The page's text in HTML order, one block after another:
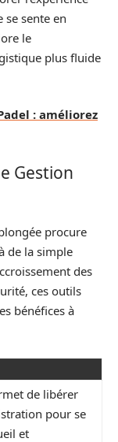
se sente en
le
plus fluide
: améliorez
Gestion
procure
de la simple
des
ces outils
bénéfices à
de libérer
pour se
et